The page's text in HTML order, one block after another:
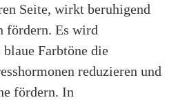
Seite, wirkt beruhigend
fördern. Es wird
blaue Farbtöne die
reduzieren und
fördern. In